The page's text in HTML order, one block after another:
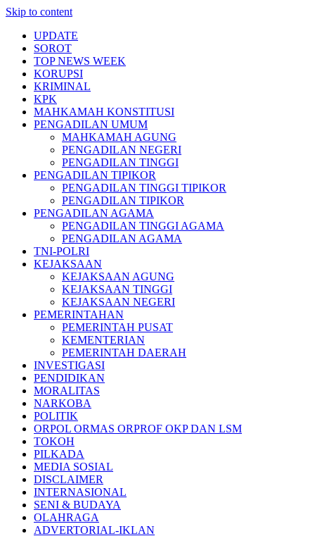
Skip to content
UPDATE
SOROT
TOP NEWS WEEK
KORUPSI
KRIMINAL
KPK
MAHKAMAH KONSTITUSI
PENGADILAN UMUM
MAHKAMAH AGUNG
PENGADILAN NEGERI
PENGADILAN TINGGI
PENGADILAN TIPIKOR
PENGADILAN TINGGI TIPIKOR
PENGADILAN TIPIKOR
PENGADILAN AGAMA
PENGADILAN TINGGI AGAMA
PENGADILAN AGAMA
TNI-POLRI
KEJAKSAAN
KEJAKSAAN AGUNG
KEJAKSAAN TINGGI
KEJAKSAAN NEGERI
PEMERINTAHAN
PEMERINTAH PUSAT
KEMENTERIAN
PEMERINTAH DAERAH
INVESTIGASI
PENDIDIKAN
MORALITAS
NARKOBA
POLITIK
ORPOL ORMAS ORPROF OKP DAN LSM
TOKOH
PILKADA
MEDIA SOSIAL
DISCLAIMER
INTERNASIONAL
SENI & BUDAYA
OLAHRAGA
ADVERTORIAL-IKLAN